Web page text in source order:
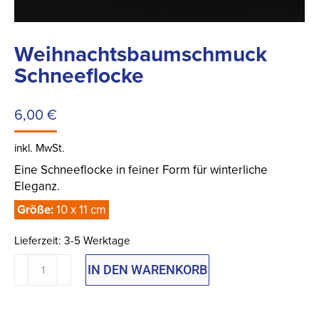
Weihnachtsbaumschmuck
Schneeflocke
6,00€
inkl. MwSt.
Eine Schneeflocke in feiner Form für winterliche
Eleganz.
Größe:10 x 11 cm
Lieferzeit: 3-5 Werktage
Weihnachtsbaumschmuck
Schneeflocke
IN DEN WARENKORB